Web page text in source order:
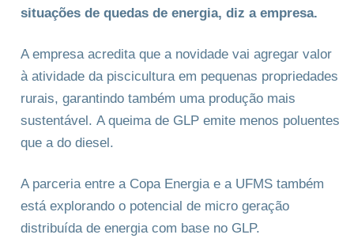
situações de quedas de energia, diz a empresa.
A empresa acredita que a novidade vai agregar valor
à atividade da piscicultura em pequenas propriedades
rurais, garantindo também uma produção mais
sustentável. A queima de GLP emite menos poluentes
que a do diesel.
A parceria entre a Copa Energia e a UFMS também
está explorando o potencial de micro geração
distribuída de energia com base no GLP.